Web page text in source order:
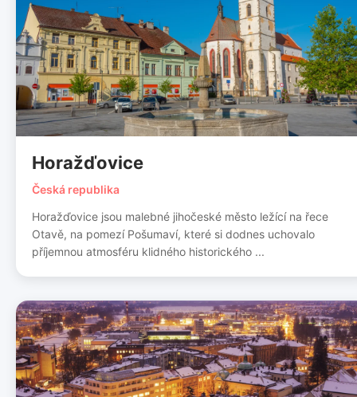
Horažďovice
Česká republika
Horažďovice jsou malebné jihočeské město ležící na řece
Otavě, na pomezí Pošumaví, které si dodnes uchovalo
příjemnou atmosféru klidného historického ...